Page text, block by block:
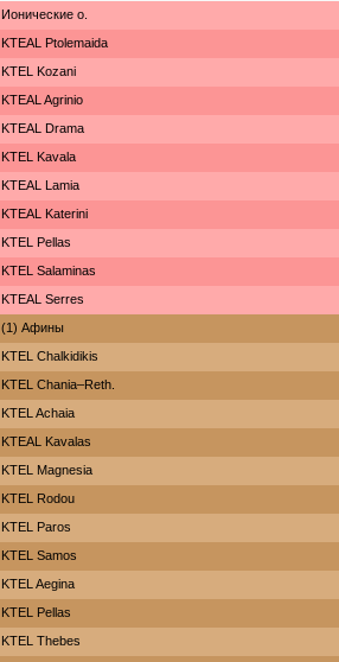
Ионические о.
KTEAL Ptolemaida
ΚΤΕL Kozani
KTEAL Agrinio
KTEAL Drama
KTEL Kavala
KTEAL Lamia
KTEAL Katerini
KTEL Pellas
KTEL Salaminas
KTEAL Serres
(1) Афины
ΚΤΕL Chalkidikis
KTEL Chania–Reth.
KTEL Achaia
KTEAL Kavalas
ΚΤΕL Magnesia
ΚΤΕL Rodou
KTEL Paros
KTEL Samos
KTEL Aegina
KTEL Pellas
KTEL Thebes